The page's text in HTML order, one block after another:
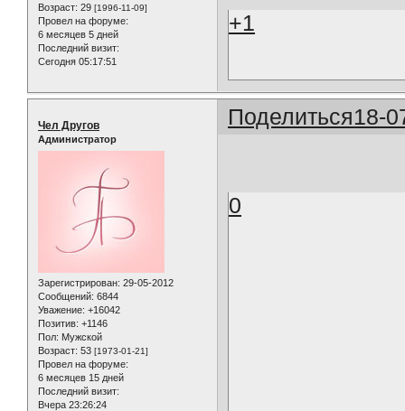
Возраст: 29 [1996-11-09]
Провел на форуме:
6 месяцев 5 дней
Последний визит:
Сегодня 05:17:51
+1
Поделиться18-
Чел Другов
Администратор
Зарегистрирован: 29-05-2012
Сообщений: 6844
Уважение: +16042
Позитив: +1146
Пол: Мужской
Возраст: 53 [1973-01-21]
Провел на форуме:
6 месяцев 15 дней
Последний визит:
Вчера 23:26:24
0